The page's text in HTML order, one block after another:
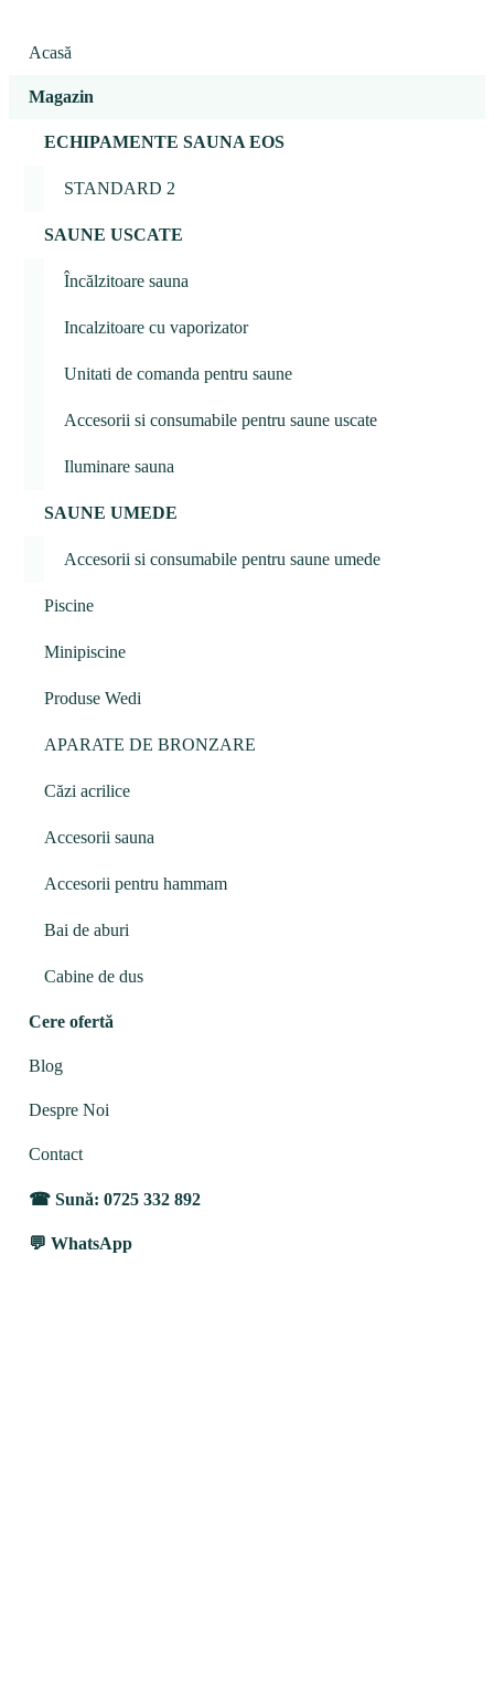
Acasă
Magazin
ECHIPAMENTE SAUNA EOS
STANDARD 2
SAUNE USCATE
Încălzitoare sauna
Incalzitoare cu vaporizator
Unitati de comanda pentru saune
Accesorii si consumabile pentru saune uscate
Iluminare sauna
SAUNE UMEDE
Accesorii si consumabile pentru saune umede
Piscine
Minipiscine
Produse Wedi
APARATE DE BRONZARE
Căzi acrilice
Accesorii sauna
Accesorii pentru hammam
Bai de aburi
Cabine de dus
Cere ofertă
Blog
Despre Noi
Contact
Sună: 0725 332 892
WhatsApp